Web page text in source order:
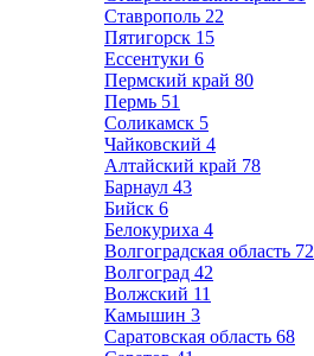
Ставрополь 22
Пятигорск 15
Ессентуки 6
Пермский край 80
Пермь 51
Соликамск 5
Чайковский 4
Алтайский край 78
Барнаул 43
Бийск 6
Белокуриха 4
Волгоградская область 72
Волгоград 42
Волжский 11
Камышин 3
Саратовская область 68